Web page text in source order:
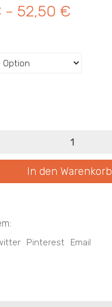
– 52,50 €
In den Warenkorb
Pinterest Email